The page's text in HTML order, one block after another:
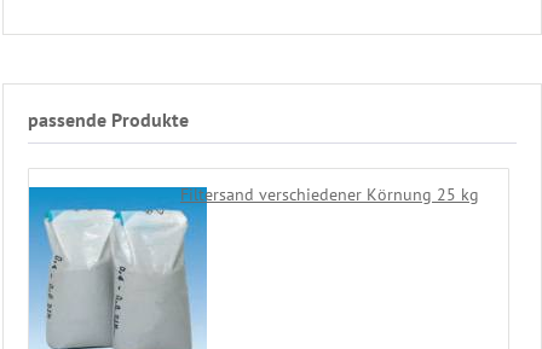
passende Produkte
Filtersand verschiedener Körnung 25 kg